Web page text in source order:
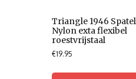
Triangle 1946 Spatel
Nylon exta flexibel
roestvrijstaal
€19.95